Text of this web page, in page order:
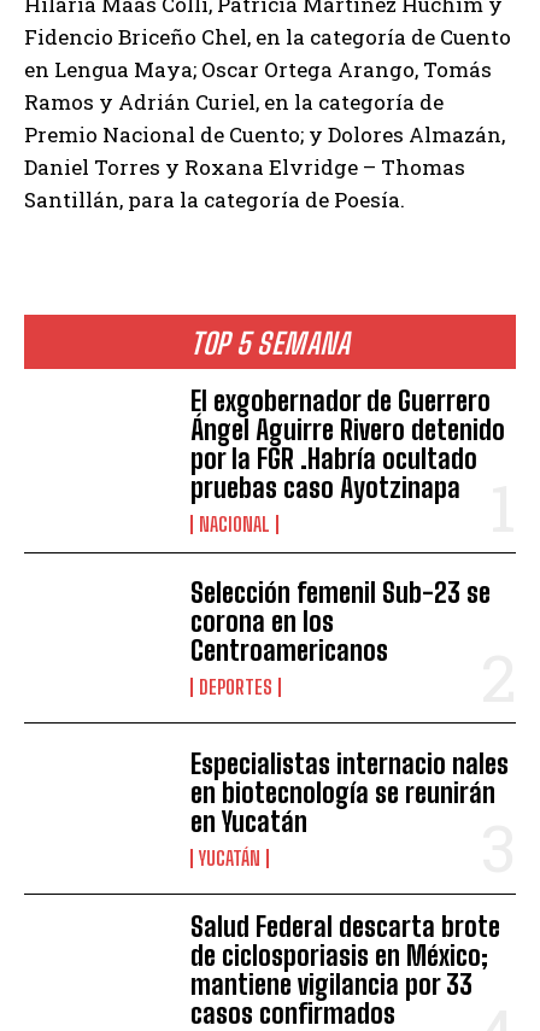
TOP 5 SEMANA
El exgobernador de Guerrero
Ángel Aguirre Rivero detenido
por la FGR .Habría ocultado
pruebas caso Ayotzinapa
NACIONAL
Selección femenil Sub-23 se
corona en los
Centroamericanos
DEPORTES
Especialistas internacio nales
en biotecnología se reunirán
en Yucatán
YUCATÁN
Salud Federal descarta brote
de ciclosporiasis en México;
mantiene vigilancia por 33
casos confirmados
Fidencio Briceño Chel, en la categoría de Cuento
en Lengua Maya; Oscar Ortega Arango, Tomás
Ramos y Adrián Curiel, en la categoría de
Premio Nacional de Cuento; y Dolores Almazán,
Daniel Torres y Roxana Elvridge – Thomas
Santillán, para la categoría de Poesía.